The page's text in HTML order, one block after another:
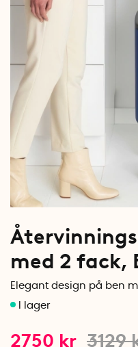
med 2 fack,
Elegant design på ben
3129
2750 kr